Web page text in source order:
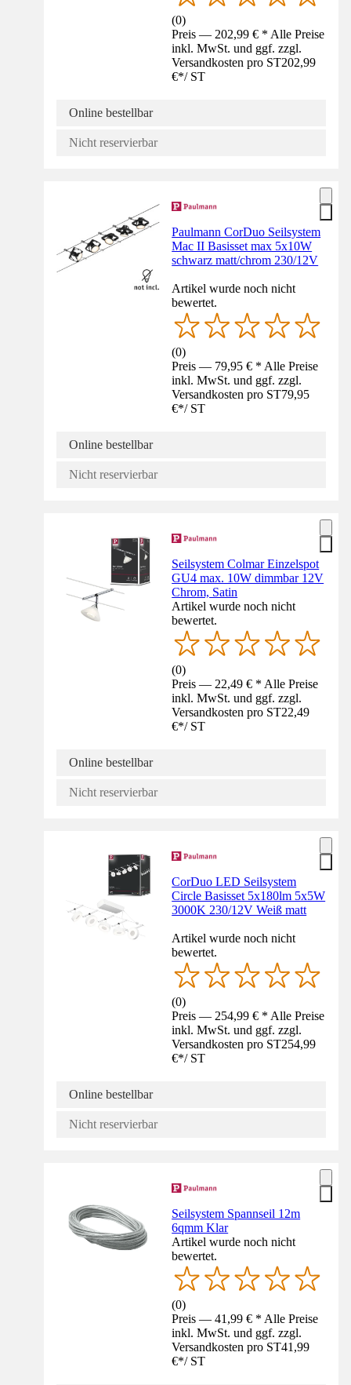
(0)
Preis — 202,99 € * Alle Preise
inkl. MwSt. und ggf. zzgl.
Versandkosten pro ST202,99
€*/ ST
Online bestellbar
Nicht reservierbar
Paulmann CorDuo Seilsystem
Mac II Basisset max 5x10W
schwarz matt/chrom 230/12V
Artikel wurde noch nicht
bewertet.
(0)
Preis — 79,95 € * Alle Preise
inkl. MwSt. und ggf. zzgl.
Versandkosten pro ST79,95
€*/ ST
Online bestellbar
Nicht reservierbar
Seilsystem Colmar Einzelspot
GU4 max. 10W dimmbar 12V
Chrom, Satin
Artikel wurde noch nicht
bewertet.
(0)
Preis — 22,49 € * Alle Preise
inkl. MwSt. und ggf. zzgl.
Versandkosten pro ST22,49
€*/ ST
Online bestellbar
Nicht reservierbar
CorDuo LED Seilsystem
Circle Basisset 5x180lm 5x5W
3000K 230/12V Weiß matt
Artikel wurde noch nicht
bewertet.
(0)
Preis — 254,99 € * Alle Preise
inkl. MwSt. und ggf. zzgl.
Versandkosten pro ST254,99
€*/ ST
Online bestellbar
Nicht reservierbar
Seilsystem Spannseil 12m
6qmm Klar
Artikel wurde noch nicht
bewertet.
(0)
Preis — 41,99 € * Alle Preise
inkl. MwSt. und ggf. zzgl.
Versandkosten pro ST41,99
€*/ ST